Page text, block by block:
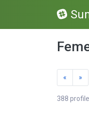
« »
388 profile